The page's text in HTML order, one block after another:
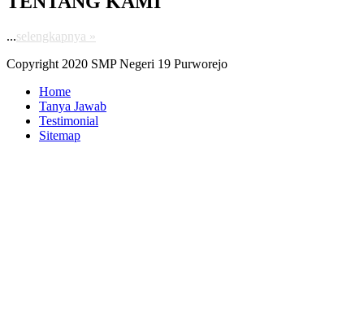
...selengkapnya »
Copyright 2020 SMP Negeri 19 Purworejo
Home
Tanya Jawab
Testimonial
Sitemap